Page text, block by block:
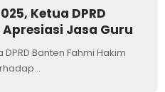
Ketua DPRD
Jasa Guru
DPRD Banten Fahmi Hakim